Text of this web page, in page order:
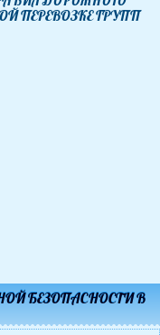
ПЕРЕВОЗКЕ ГРУПП
БЕЗОПАСНОСТИ В